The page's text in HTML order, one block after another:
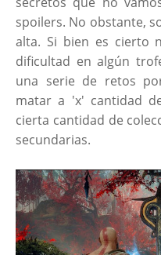
spoilers. No obstante,
alta. Si bien es cierto
dificultad en algún
una serie de retos
matar a 'x' cantidad
cierta cantidad de
secundarias.